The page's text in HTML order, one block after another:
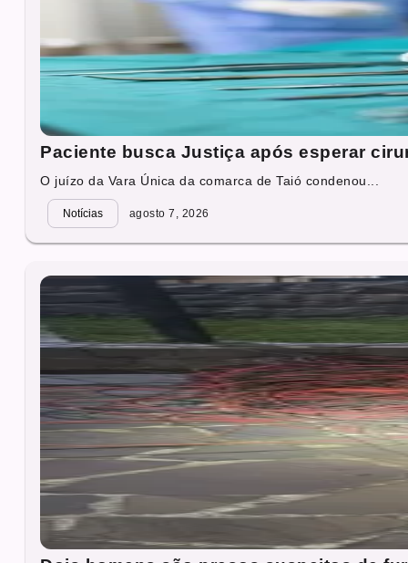
Paciente busca Justiça após esperar
O juízo da Vara Única da comarca de Taió condenou...
Notícias agosto 7, 2026